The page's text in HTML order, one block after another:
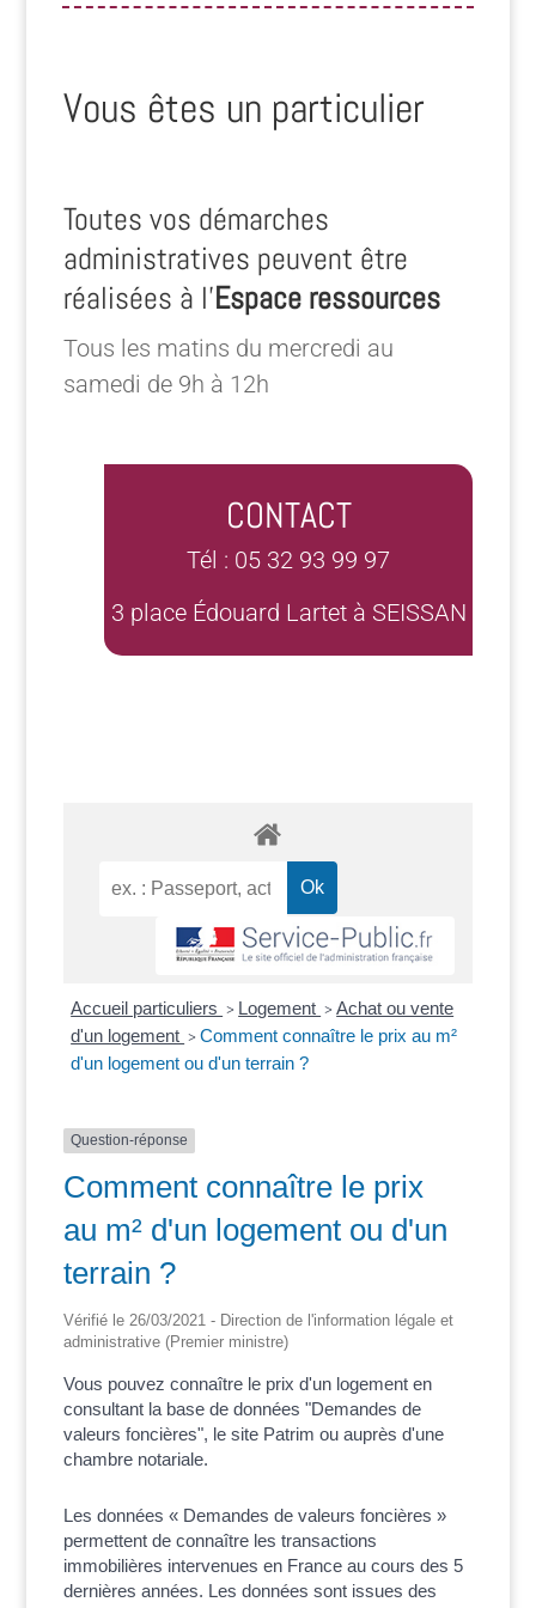
Vous êtes un particulier
Toutes vos démarches
administratives peuvent être
réalisées à l’Espace ressources
Tous les matins du mercredi au
samedi de 9h à 12h
CONTACT
Tél : 05 32 93 99 97
3 place Édouard Lartet à SEISSAN
Accueil particuliers > Logement > Achat ou vente
d'un logement > Comment connaître le prix au m²
d'un logement ou d'un terrain ?
Question-réponse
Comment connaître le prix
au m² d'un logement ou d'un
terrain ?
Vérifié le 26/03/2021 - Direction de l'information légale et
administrative (Premier ministre)
Vous pouvez connaître le prix d'un logement en
consultant la base de données "Demandes de
valeurs foncières", le site Patrim ou auprès d'une
chambre notariale.
Les données « Demandes de valeurs foncières »
permettent de connaître les transactions
immobilières intervenues en France au cours des 5
dernières années. Les données sont issues des